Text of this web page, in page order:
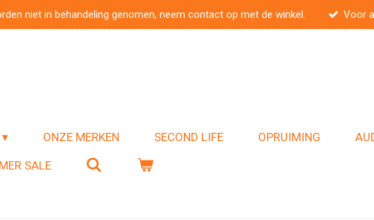
niet in behandeling genomen, neem contact op met de winkel. Voor
ONZE MERKEN SECOND LIFE OPRUIMING
SALE